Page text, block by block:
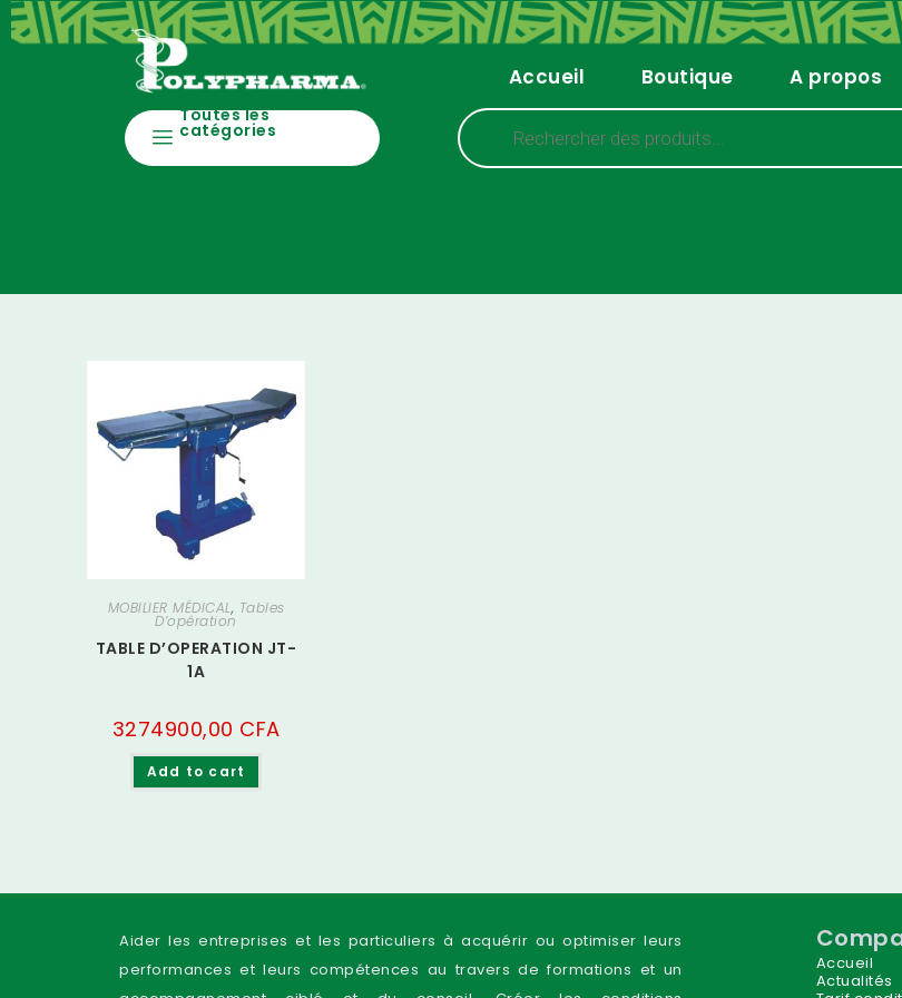
Accueil Boutique A propos
Toutes les
catégories
MOBILIER MÉDICAL, Tables
D’opération
TABLE D’OPERATION JT-
1A
3274900,00 CFA
Add to cart
Aider les entreprises et les particuliers à acquérir ou optimiser leurs
performances et leurs compétences au travers de formations et un
Accueil
Actualités